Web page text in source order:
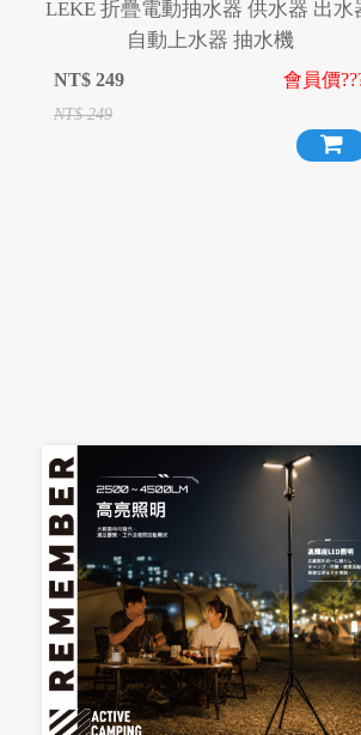
LEKE 折疊電動抽水器 供水器 出水
自動上水器 抽水機
NT$ 249
NT$249
會員價